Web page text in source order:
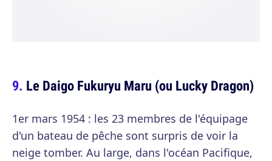
Le Daigo Fukuryu Maru (ou Lucky Dragon)
1er mars 1954 : les 23 membres de l'équipage
d'un bateau de pêche sont surpris de voir la
neige tomber. Au large, dans l'océan Pacifique,